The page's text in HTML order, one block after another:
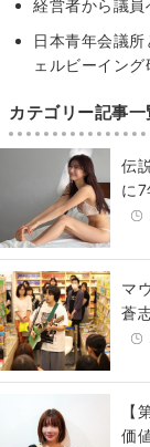
経営者から議
日本青年会議
ェルビーイン
カテゴリー記事一
伝
に
マ
蒼
【
価